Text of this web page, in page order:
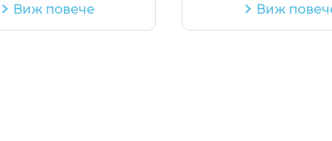
Виж повече Виж